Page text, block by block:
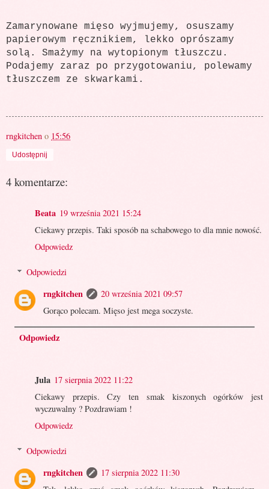
Zamarynowane mięso wyjmujemy, osuszamy
papierowym ręcznikiem, lekko oprószamy
solą. Smażymy na wytopionym tłuszczu.
Podajemy zaraz po przygotowaniu, polewamy
tłuszczem ze skwarkami.
rngkitchen o 15:56
Udostępnij
4 komentarze:
Beata 19 września 2021 15:24
Ciekawy przepis. Taki sposób na schabowego to dla mnie nowość.
Odpowiedz
Odpowiedzi
rngkitchen
20 września 2021 09:57
Gorąco polecam. Mięso jest mega soczyste.
Odpowiedz
Jula 17 sierpnia 2022 11:22
Ciekawy przepis. Czy ten smak kiszonych ogórków jest
wyczuwalny ? Pozdrawiam !
Odpowiedz
Odpowiedzi
rngkitchen
17 sierpnia 2022 11:30